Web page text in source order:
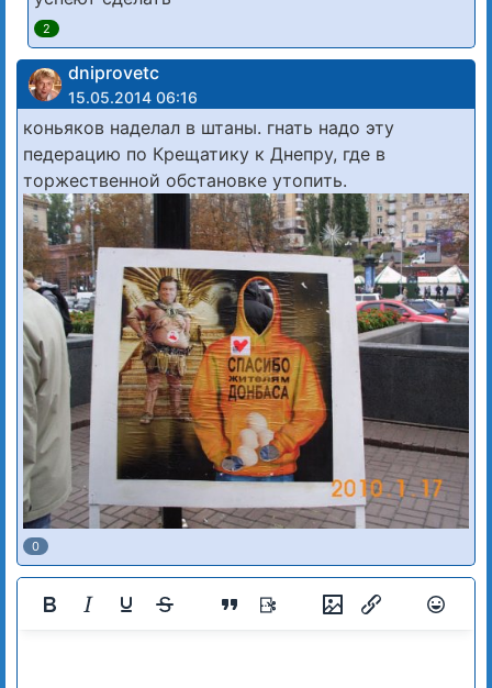
2
dniprovetc
15.05.2014 06:16
коньяков наделал в штаны. гнать надо эту
педерацию по Крещатику к Днепру, где в
торжественной обстановке утопить.
0